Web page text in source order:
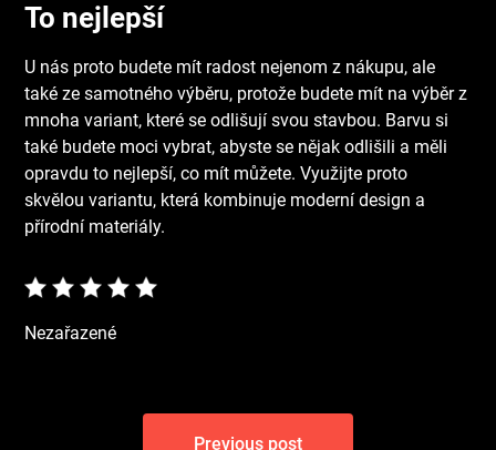
To nejlepší
U nás proto budete mít radost nejenom z nákupu, ale
také ze samotného výběru, protože budete mít na výběr z
mnoha variant, které se odlišují svou stavbou. Barvu si
také budete moci vybrat, abyste se nějak odlišili a měli
opravdu to nejlepší, co mít můžete. Využijte proto
skvělou variantu, která kombinuje moderní design a
přírodní materiály.
Nezařazené
Navigace
Previous post